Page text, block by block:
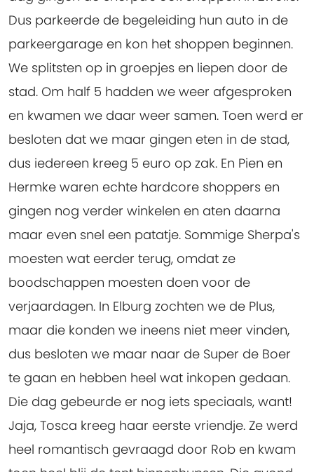
Dus parkeerde de begeleiding hun auto in de
parkeergarage en kon het shoppen beginnen.
We splitsten op in groepjes en liepen door de
stad. Om half 5 hadden we weer afgesproken
en kwamen we daar weer samen. Toen werd er
besloten dat we maar gingen eten in de stad,
dus iedereen kreeg 5 euro op zak. En Pien en
Hermke waren echte hardcore shoppers en
gingen nog verder winkelen en aten daarna
maar even snel een patatje. Sommige Sherpa's
moesten wat eerder terug, omdat ze
boodschappen moesten doen voor de
verjaardagen. In Elburg zochten we de Plus,
maar die konden we ineens niet meer vinden,
dus besloten we maar naar de Super de Boer
te gaan en hebben heel wat inkopen gedaan.
Die dag gebeurde er nog iets speciaals, want!
Jaja, Tosca kreeg haar eerste vriendje. Ze werd
heel romantisch gevraagd door Rob en kwam